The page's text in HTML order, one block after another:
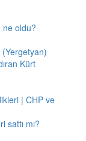
ne oldu?
Kürt
| CHP ve
sattı mı?